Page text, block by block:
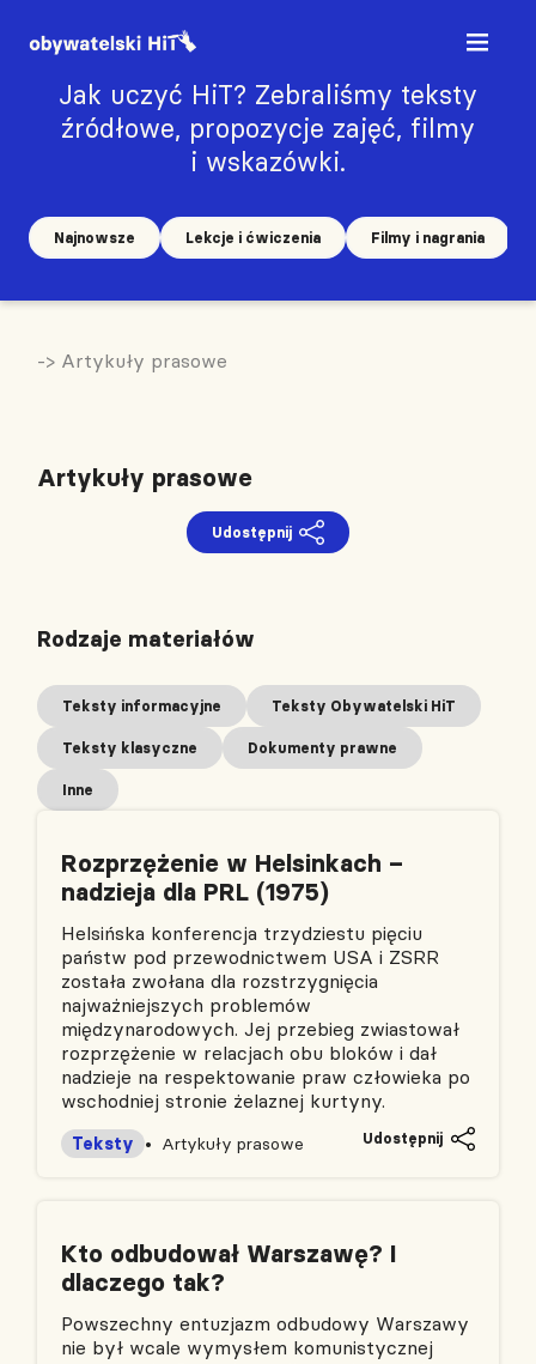
Jak uczyć HiT? Zebraliśmy teksty
źródłowe, propozycje zajęć, filmy
i wskazówki.
Najnowsze Lekcje i ćwiczenia Filmy i nagrania
-> Artykuły prasowe
Artykuły prasowe
Udostępnij
Rozprzężenie w Helsinkach –
nadzieja dla PRL (1975)
Helsińska konferencja trzydziestu pięciu
państw pod przewodnictwem USA i ZSRR
została zwołana dla rozstrzygnięcia
najważniejszych problemów
międzynarodowych. Jej przebieg zwiastował
rozprzężenie w relacjach obu bloków i dał
nadzieje na respektowanie praw człowieka po
wschodniej stronie żelaznej kurtyny.
Teksty Artykuły prasowe Udostępnij
Kto odbudował Warszawę? I
dlaczego tak?
Powszechny entuzjazm odbudowy Warszawy
nie był wcale wymysłem komunistycznej
Rodzaje materiałów
Teksty informacyjne Teksty Obywatelski HiT
Teksty klasyczne Dokumenty prawne
Inne